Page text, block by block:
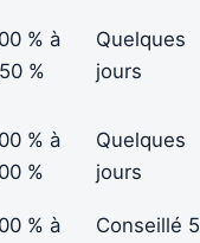
% à
%
Quelques
jours
% à
%
Quelques
jours
% à
Conseillé 5